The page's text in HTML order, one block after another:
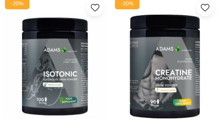
Öregedésgátlás, szépség
-20% -20%